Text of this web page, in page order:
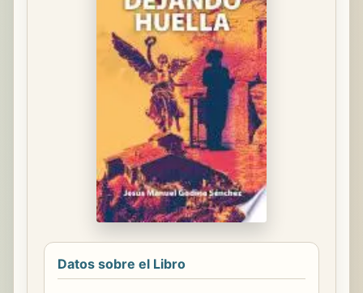
Datos sobre el Libro